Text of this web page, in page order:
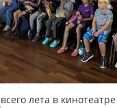
лета в